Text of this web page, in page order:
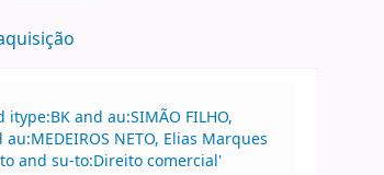
and au:SIMÃO FILHO,
NETO, Elias Marques
and su-to:Direito comercial'